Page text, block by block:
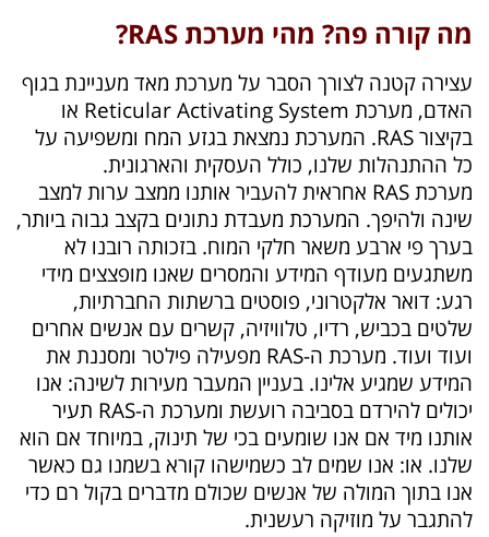
מה קורה פה? מהי מערכת RAS?
עצירה קטנה לצורך הסבר על מערכת מאד מעניינת בגוף
האדם, מערכת Reticular Activating System או
בקיצור RAS. המערכת נמצאת בגזע המח ומשפיעה על
כל ההתנהלות שלנו, כולל העסקית והארגונית.
מערכת RAS אחראית להעביר אותנו ממצב ערות למצב
שינה ולהיפך. המערכת מעבדת נתונים בקצב גבוה ביותר,
בערך פי ארבע משאר חלקי המוח. בזכותה רובנו לא
משתגעים מעודף המידע והמסרים שאנו מופצצים מידי
רגע: דואר אלקטרוני, פוסטים ברשתות החברתיות,
שלטים בכביש, רדיו, טלוויזיה, קשרים עם אנשים אחרים
ועוד ועוד. מערכת ה-RAS מפעילה פילטר ומסננת את
המידע שמגיע אלינו. בעניין המעבר מעירות לשינה: אנו
יכולים להירדם בסביבה רועשת ומערכת ה-RAS תעיר
אותנו מיד אם אנו שומעים בכי של תינוק, במיוחד אם הוא
שלנו. או: אנו שמים לב כשמישהו קורא בשמנו גם כאשר
אנו בתוך המולה של אנשים שכולם מדברים בקול רם כדי
להתגבר על מוזיקה רעשנית.